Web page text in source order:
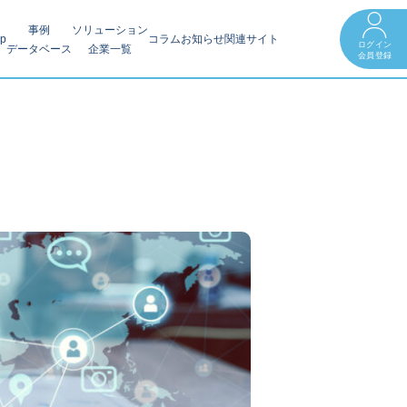
事例
データベース
ソリューション
企業一覧
コラムお知らせ関連サイト
ログイン
会員登録